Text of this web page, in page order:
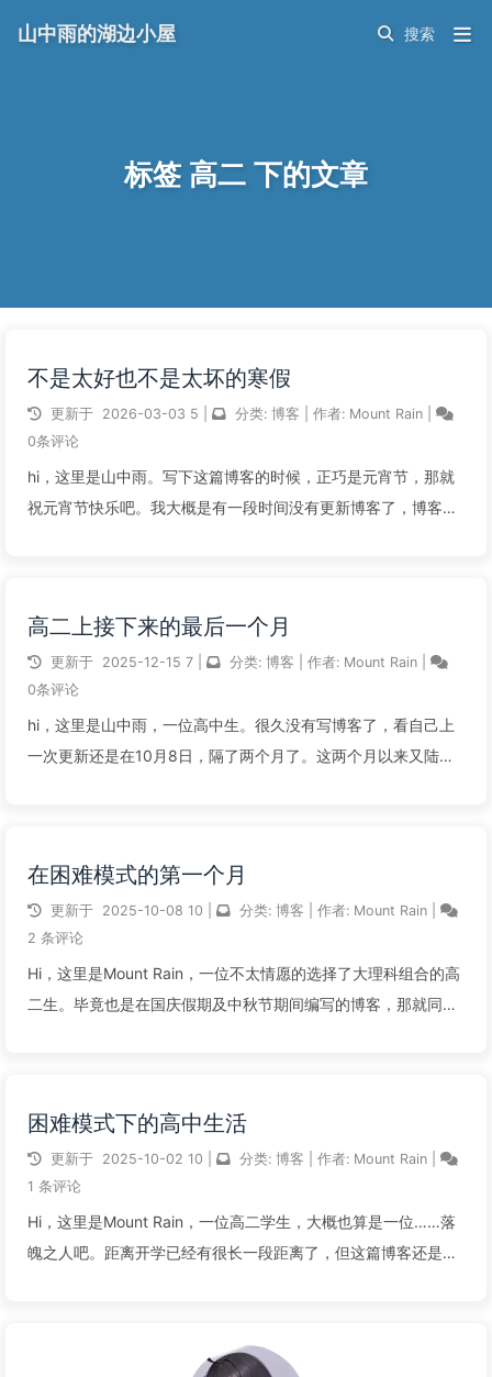
标签 高二 下的文章
山中雨的湖边小屋
不是太好也不是太坏的寒假
更新于 2026-03-03 5 分类: 博客 作者: Mount Rain
0条评论
hi，这里是山中雨。写下这篇博客的时候，正巧是元宵节，那就
祝元宵节快乐吧。我大概是有一段时间没有更新博客了，博客站
阅读全文...
高二上接下来的最后一个月
更新于 2025-12-15 7 分类: 博客 作者: Mount Rain
0条评论
hi，这里是山中雨，一位高中生。很久没有写博客了，看自己上
一次更新还是在10月8日，隔了两个月了。这两个月以来又陆陆
阅读全文...
在困难模式的第一个月
更新于 2025-10-08 10 分类: 博客 作者: Mount Rain
2 条评论
Hi，这里是Mount Rain，一位不太情愿的选择了大理科组合的高
二生。毕竟也是在国庆假期及中秋节期间编写的博客，那就同时
阅读全文...
困难模式下的高中生活
更新于 2025-10-02 10 分类: 博客 作者: Mount Rain
1 条评论
Hi，这里是Mount Rain，一位高二学生，大概也算是一位……落
魄之人吧。距离开学已经有很长一段距离了，但这篇博客还是现